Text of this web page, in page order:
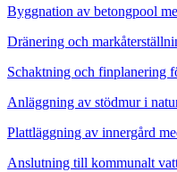
Byggnation av betongpool
Dränering och
Schaktning och finplanering
Anläggning av stödmur i
Plattläggning av innergård
Anslutning till kommunalt